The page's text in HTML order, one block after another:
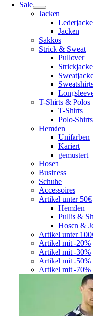
Sale
Jacken
Jacken
Sakkos
Strick & Sweat
Pullover
Sweatshirts
T-Shirts & Polos
T-Shirts
Polo-Shirts
Hemden
Unifarben
Kariert
gemustert
Hosen
Business
Schuhe
Accessoires
Artikel unter 50€
Hemden
Pullis &
Hosen &
Artikel unter
Artikel mit -20%
Artikel mit -30%
Artikel mit -50%
Artikel mit -70%